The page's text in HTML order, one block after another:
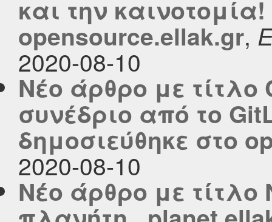
και την
opensource.ellak.gr,
2020-08-10
Νέο άρθρο με τίτλο
συνέδριο από το
δημοσιεύθηκε στο
2020-08-10
Νέο άρθρο με